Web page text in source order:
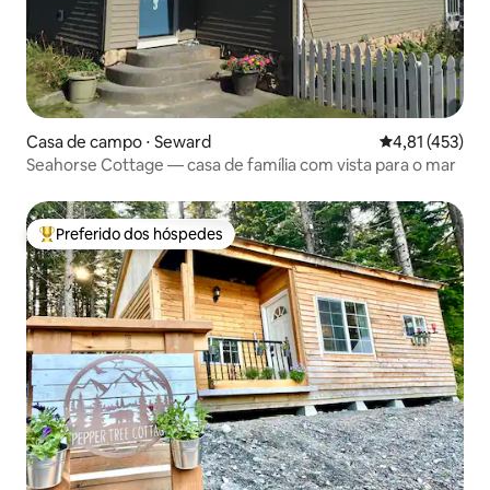
Casa de campo ⋅ Seward 4,81 de uma
4,81 (453)
Seahorse Cottage — casa de família com vista para o mar
Entre os melhores preferidos dos hóspedes
Preferido dos hóspedes